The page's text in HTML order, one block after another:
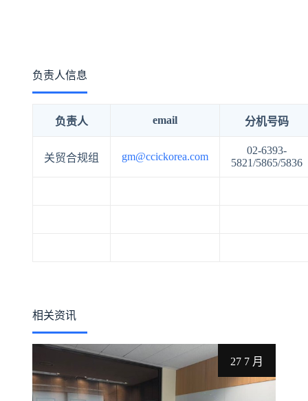
负责人信息
负责人 email 分机号码
关贸合规组 gm@ccickorea.com
02-6393-
5821/5865/5836
相关资讯
27 7 月